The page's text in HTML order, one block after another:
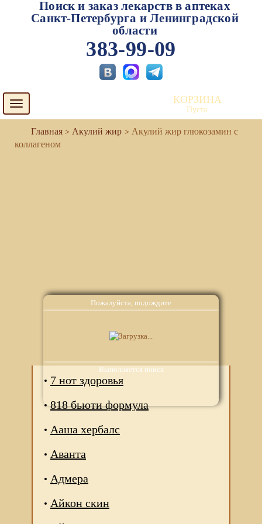
Пожалуйста, подождите
Выполняется поиск
Поиск и заказ лекарств в аптеках
Санкт-Петербурга и Ленинградской
области
383-99-09
Toggle
navigation
КОРЗИНА
Пуста
Акулий жир
Акулий жир глюкозамин с
коллагеном
7 нот здоровья
818 бьюти формула
Ааша хербалс
Аванта
Адмера
Айкон скин